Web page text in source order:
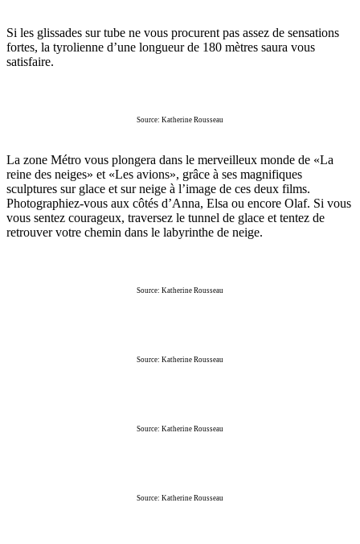
Si les glissades sur tube ne vous procurent pas assez de sensations
fortes, la tyrolienne d’une longueur de 180 mètres saura vous
satisfaire.
Source: Katherine Rousseau
La zone Métro vous plongera dans le merveilleux monde de «La
reine des neiges» et «Les avions», grâce à ses magnifiques
sculptures sur glace et sur neige à l’image de ces deux films.
Photographiez-vous aux côtés d’Anna, Elsa ou encore Olaf. Si vous
vous sentez courageux, traversez le tunnel de glace et tentez de
retrouver votre chemin dans le labyrinthe de neige.
Source: Katherine Rousseau
Source: Katherine Rousseau
Source: Katherine Rousseau
Source: Katherine Rousseau